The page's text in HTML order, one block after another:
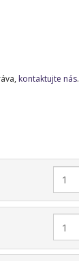
kontaktujte nás.